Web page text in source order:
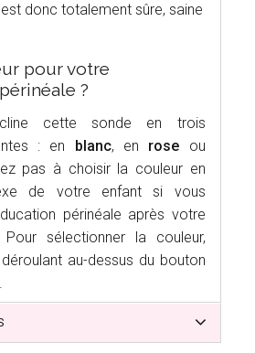
est donc totalement sûre, saine
pour votre
?
cette sonde en trois
: en
blanc, en rose ou
pas à choisir la couleur en
de votre enfant si vous
périnéale après votre
Pour sélectionner la couleur,
au-dessus du bouton